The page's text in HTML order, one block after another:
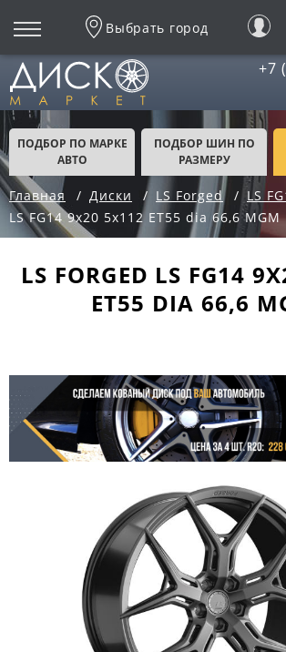
Выбрать город
+7
ПОДБОР ПО МАРКЕ
АВТО
ПОДБОР ШИН ПО
РАЗМЕРУ
Главная Диски LS Forged LS
LS FG14 9x20 5x112 ET55 dia 66,6 MGM
LS FORGED LS FG14
ET55 DIA 66,6